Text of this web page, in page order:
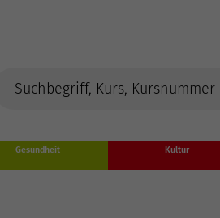
Gesundheit Kultur